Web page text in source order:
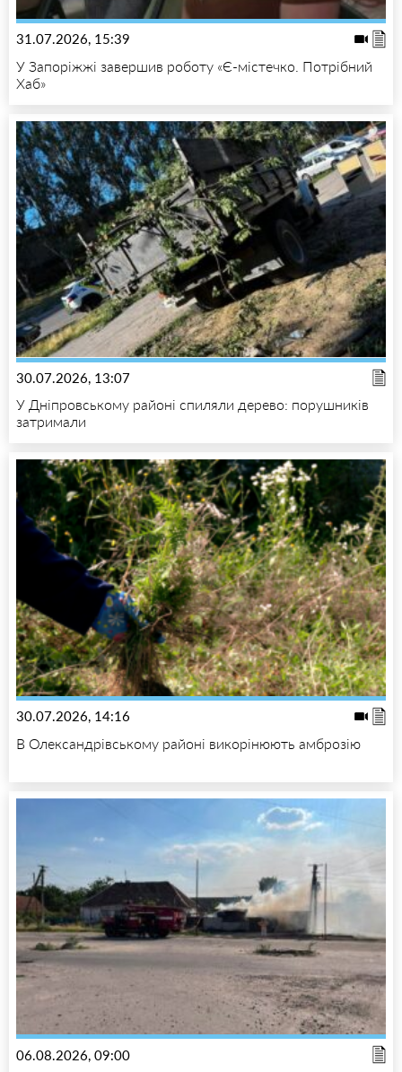
31.07.2026, 15:39
У Запоріжжі завершив роботу «Є-містечко. Потрібний
Хаб»
30.07.2026, 13:07
У Дніпровському районі спиляли дерево: порушників
затримали
30.07.2026, 14:16
В Олександрівському районі викорінюють амброзію
06.08.2026, 09:00